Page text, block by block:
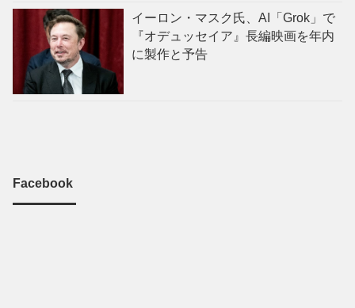
イーロン・マスク氏、AI「Grok」で
『オデュッセイア』長編映画を年内
に製作と予告
Facebook